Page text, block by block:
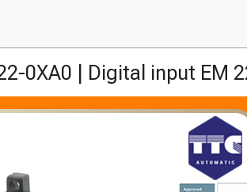
0XA0 | Digital input EM